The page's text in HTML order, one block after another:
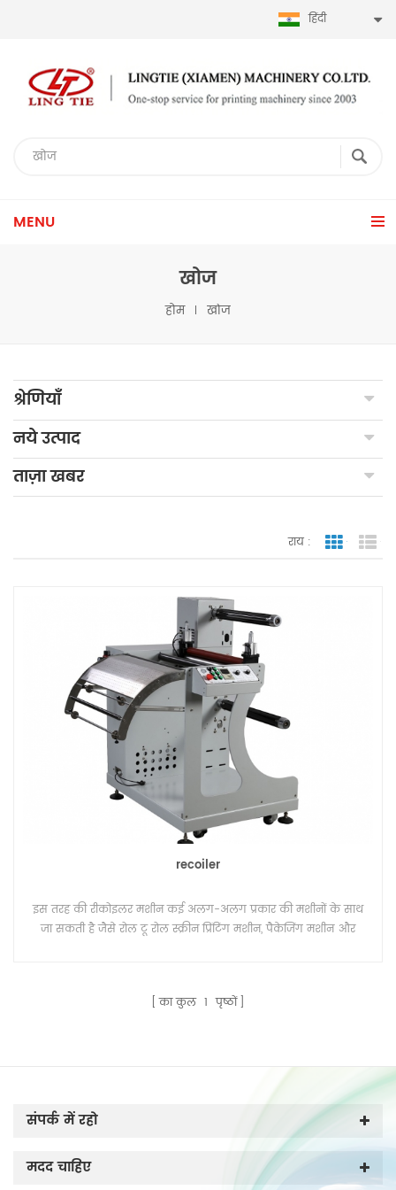
हिंदी
MENU
खोज
होम खोज
श्रेणियाँ
नये उत्पाद
ताज़ा खबर
राय : जाली
recoiler
इस तरह की रीकोइलर मशीन कई अलग-अलग प्रकार की मशीनों के साथ
जा सकती है जैसे रोल टू रोल स्क्रीन प्रिंटिंग मशीन, पैकेजिंग मशीन और
का कुल 1 पृष्ठों
संपर्क में रहो
मदद चाहिए